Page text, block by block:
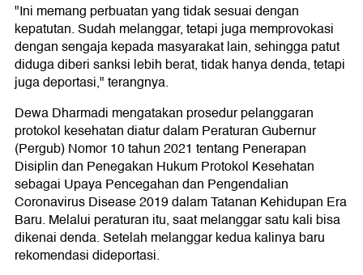
"Ini memang perbuatan yang tidak sesuai dengan
kepatutan. Sudah melanggar, tetapi juga memprovokasi
dengan sengaja kepada masyarakat lain, sehingga patut
diduga diberi sanksi lebih berat, tidak hanya denda, tetapi
juga deportasi," terangnya.
Dewa Dharmadi mengatakan prosedur pelanggaran
protokol kesehatan diatur dalam Peraturan Gubernur
(Pergub) Nomor 10 tahun 2021 tentang Penerapan
Disiplin dan Penegakan Hukum Protokol Kesehatan
sebagai Upaya Pencegahan dan Pengendalian
Coronavirus Disease 2019 dalam Tatanan Kehidupan Era
Baru. Melalui peraturan itu, saat melanggar satu kali bisa
dikenai denda. Setelah melanggar kedua kalinya baru
rekomendasi dideportasi.